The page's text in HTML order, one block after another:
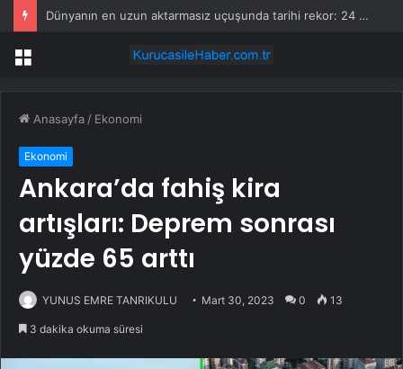
Dünyanın en uzun aktarmasız uçuşunda tarihi rekor: 24 saatten fazla havada kaldılar
Menü
Anasayfa / Ekonomi
Ekonomi
Ankara’da fahiş kira
artışları: Deprem sonrası
yüzde 65 arttı
YUNUS EMRE TANRIKULU Mart 30, 2023 0 13
3 dakika okuma süresi